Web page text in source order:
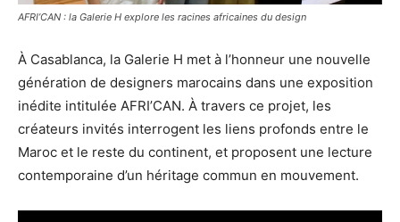
AFRI’CAN : la Galerie H explore les racines africaines du design
À Casablanca, la Galerie H met à l’honneur une nouvelle
génération de designers marocains dans une exposition
inédite intitulée AFRI’CAN. À travers ce projet, les
créateurs invités interrogent les liens profonds entre le
Maroc et le reste du continent, et proposent une lecture
contemporaine d’un héritage commun en mouvement.